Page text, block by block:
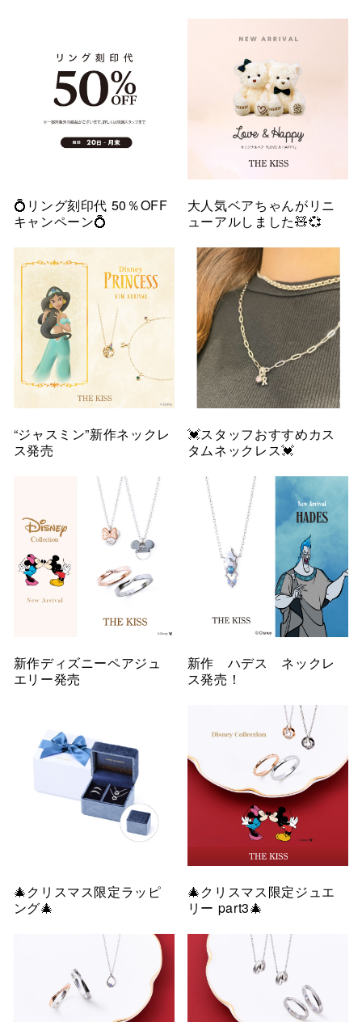
💍リング刻印代 50％OFF
キャンペーン💍
大人気ベアちゃんがリニ
ューアルしました🧸💞
“ジャスミン”新作ネックレ
ス発売
💓スタッフおすすめカス
タムネックレス💓
新作ディズニーペアジュ
エリー発売
新作 ハデス ネックレ
ス発売！
🎄クリスマス限定ラッピ
ング🎄
🎄クリスマス限定ジュエ
リー part3🎄